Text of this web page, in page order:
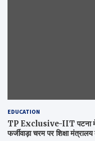
EDUCATION
TP Exclusive-IIT पटना में
फर्जीवाड़ा चरम पर शिक्षा